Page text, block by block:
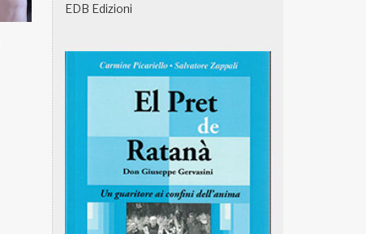
NATUROPATIA IN BREVE 18/01
EDB Edizioni